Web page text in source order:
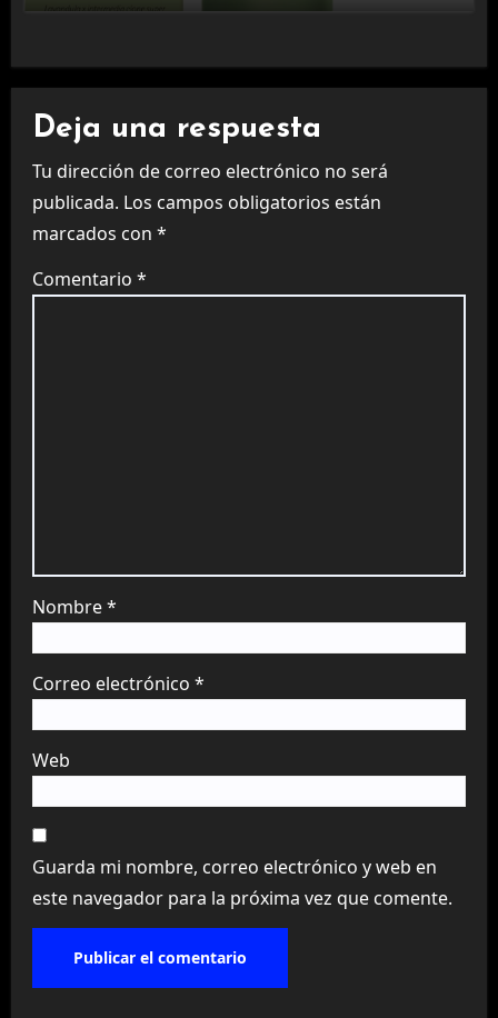
Deja una respuesta
Tu dirección de correo electrónico no será
publicada. Los campos obligatorios están
marcados con *
Comentario *
Nombre*
Correo electrónico *
Web
Guarda mi nombre, correo electrónico y web en
este navegador para la próxima vez que comente.